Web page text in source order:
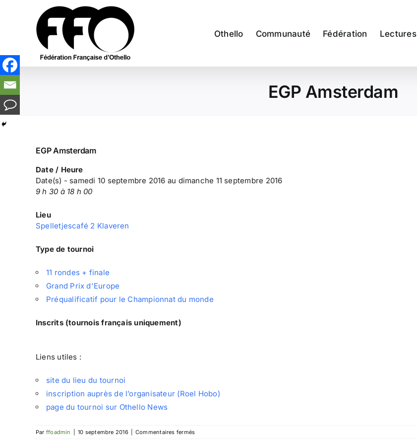
Othello Communauté Fédération Lectures
EGP Amsterdam
EGP Amsterdam
Date / Heure
Date(s) - samedi 10 septembre 2016 au dimanche 11 septembre 2016
9 h 30 à 18 h 00
Lieu
Spelletjescafé 2 Klaveren
Type de tournoi
11 rondes + finale
Grand Prix d'Europe
Préqualificatif pour le Championnat du monde
Inscrits (tournois français uniquement)
Liens utiles :
site du lieu du tournoi
inscription auprès de l’organisateur (Roel Hobo)
page du tournoi sur Othello News
Par ffoadmin 10 septembre 2016 Commentaires fermés